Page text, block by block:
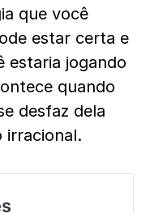
que você
estar certa e
estaria jogando
quando
desfaz dela
irracional.